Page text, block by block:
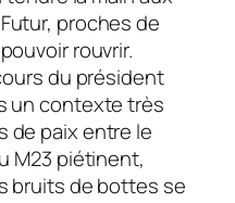
proches de
rouvrir.
du président
un contexte très
de paix entre le
M23 piétinent,
bruits de bottes se